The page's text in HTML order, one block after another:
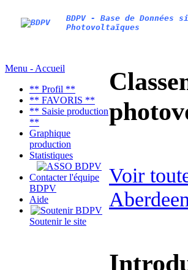
BDPV - Base de Données
Photovoltaïques
Menu - Accueil
** Profil **
** FAVORIS **
** Saisie production
**
Graphique
production
Statistiques
Contacter l'équipe
BDPV
Aide
Soutenir le site
Voir